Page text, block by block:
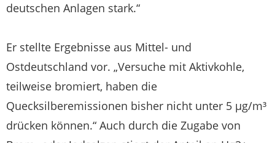
deutschen Anlagen stark.“
Er stellte Ergebnisse aus Mittel- und
Ostdeutschland vor. „Versuche mit Aktivkohle,
teilweise bromiert, haben die
Quecksilberemissionen bisher nicht unter 5 µg/m³
drücken können.“ Auch durch die Zugabe von